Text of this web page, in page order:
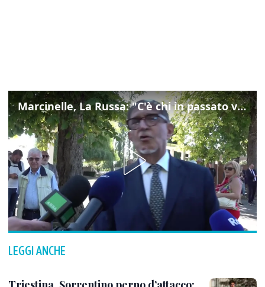
Marcinelle, La Russa: "C'è chi in passato voltava le spalle a Marcinelle"
LEGGI ANCHE